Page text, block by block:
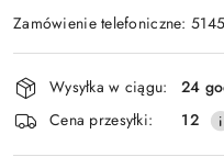
Zamówienie telefoniczne:
Dostępność
i
dostawa
Wysyłka w ciągu:
24
Cena przesyłki:
12